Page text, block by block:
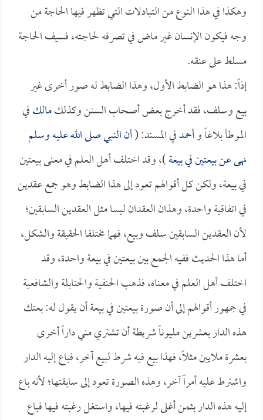
وهكذا في هذا النوع من التبادلات التي تظهر فيها الحاجة من
وجه فيكون الإنسان غير ماض في تصرفه لحاجته، فسيف الحاجة
مسلط على عنقه.
إذاً: هذا هو الضابط الأول، وهذا الضابط له صور أخرى غير
بيع وسلف، فقد أخرج بعض أصحاب السنن وكذلكمالكفي
الموطأ بلاغاً وأحمدفي المسند: (أن النبي صلى الله عليه وسلم
نهى عن بيعتين في بيعة)، وقد اختلف أهل العلم في معنى بيعتين
في بيعة، ولكن كل أقوالهم تعود إلى هذا الضابط وهو جمع عقدين
في اتفاقية واحدة، وهذان العقدان ليسا مثل العقدين السابقين؛
لأن العقدين السابقين سلف وبيع، فهما مختلفا الحقيقة والشكل،
أما هذا الحديث ففيه الجمع بين بيعتين في بيعة واحدة، وقد
اختلف أهل العلم في معناه، فذهب الحنفية والحنابلة والشافعية
في جمهور أقوالهم إلى أن صورة بيعتين في بيعة أن يقول له: بعتك
هذه الدار بعشرين مليوناً شريطة أن تشتري مني داراً أخرى
بعشرة ملايين مثلاً، فهذا بيع فيه شرط لبيع آخر، فباع إليه الدار
واشترط عليه أمراً آخر، وهذه الصورة تعود إلى سابقتها؛ لأنه باع
إليه هذه الدار بثمن أغلى لرغبته فيها، واستغل رغبته فيها فباع